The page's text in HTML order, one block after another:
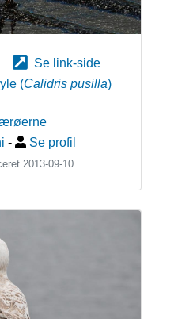
Se link-side
(Calidris pusilla)
- Se profil
2013-09-10